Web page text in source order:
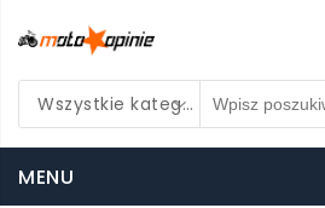
Wszystkie kategorie
MENU